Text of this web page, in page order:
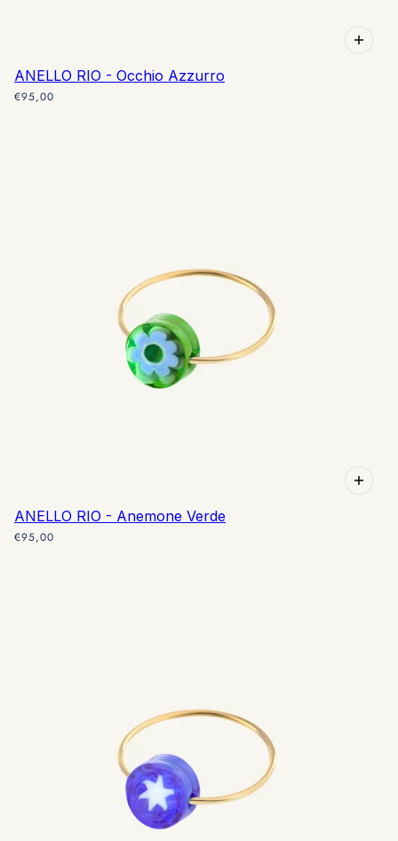
ANELLO RIO - Occhio Azzurro
€95,00
ANELLO RIO - Anemone Verde
€95,00